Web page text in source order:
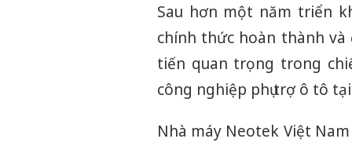
Sau hơn một năm triển
chính thức hoàn thành
tiến quan trọng trong
công nghiệp phụ trợ ô tô
Nhà máy Neotek Việt